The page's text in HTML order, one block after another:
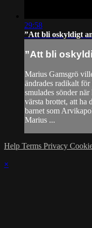
29:58
”Att bli oskyldigt
”Att bli
Marius Gamsgrö
ändrades radikalt
smulades sönder
värsta brottet, att ha
barnet som
Marius ...
Help Terms Privacy
×